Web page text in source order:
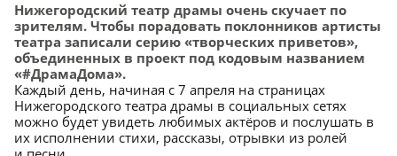
Нижегородский театр драмы очень скучает по
зрителям. Чтобы порадовать поклонников артисты
театра записали серию «творческих приветов»,
объединенных в проект под кодовым названием
«#ДрамаДома».
Каждый день, начиная с 7 апреля на страницах
Нижегородского театра драмы в социальных сетях
можно будет увидеть любимых актёров и послушать в
их исполнении стихи, рассказы, отрывки из ролей